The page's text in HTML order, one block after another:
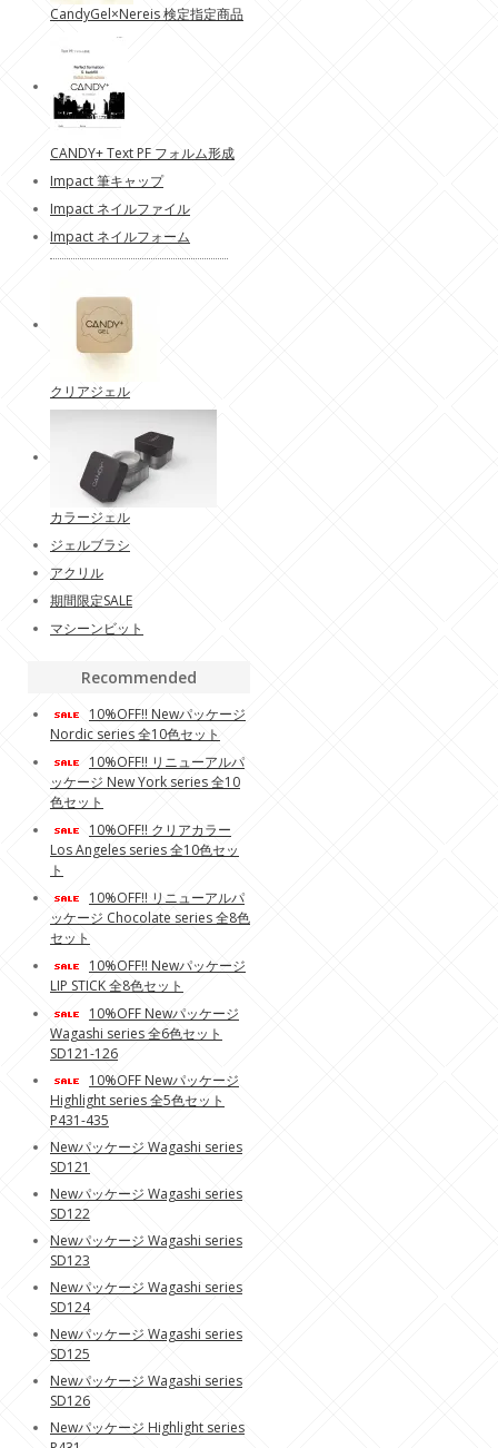
CandyGel×Nereis 検定指定商品
CANDY+ Text PF フォルム形成
Impact 筆キャップ
Impact ネイルファイル
Impact ネイルフォーム
クリアジェル
カラージェル
ジェルブラシ
アクリル
期間限定SALE
マシーンビット
Recommended
10%OFF!! Newパッケージ
Nordic series 全10色セット
10%OFF!! リニューアルパ
ッケージ New York series 全10
色セット
10%OFF!! クリアカラー
Los Angeles series 全10色セッ
ト
10%OFF!! リニューアルパ
ッケージ Chocolate series 全8色
セット
10%OFF!! Newパッケージ
LIP STICK 全8色セット
10%OFF Newパッケージ
Wagashi series 全6色セット
SD121-126
10%OFF Newパッケージ
Highlight series 全5色セット
P431-435
Newパッケージ Wagashi series
SD121
Newパッケージ Wagashi series
SD122
Newパッケージ Wagashi series
SD123
Newパッケージ Wagashi series
SD124
Newパッケージ Wagashi series
SD125
Newパッケージ Wagashi series
SD126
Newパッケージ Highlight series